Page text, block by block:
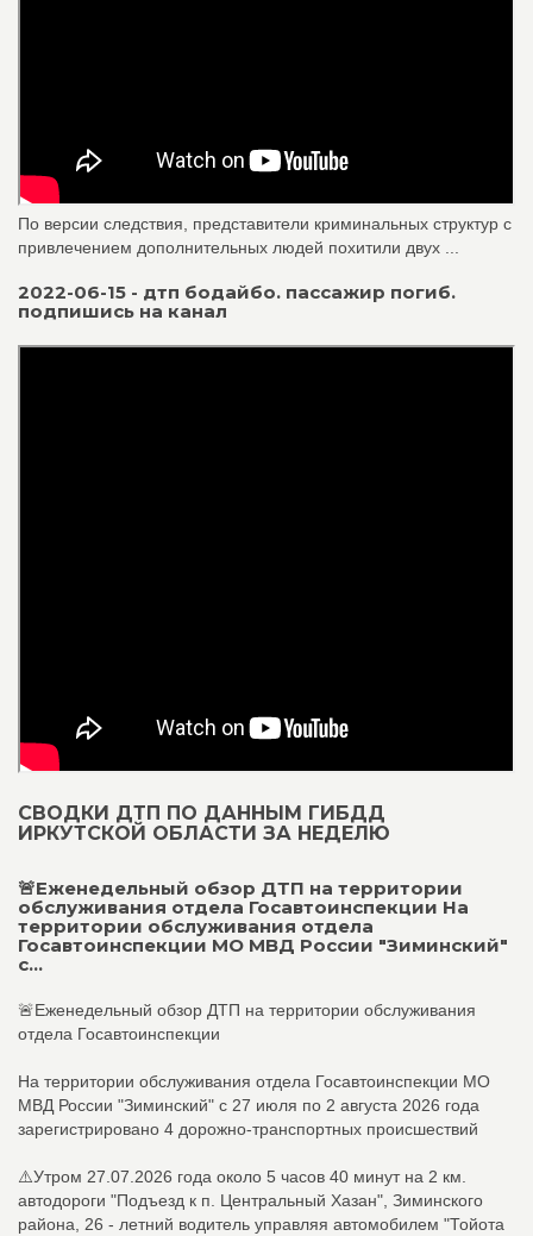
По версии следствия, представители криминальных структур с
привлечением дополнительных людей похитили двух ...
2022-06-15 - дтп бодайбо. пассажир погиб.
подпишись на канал
СВОДКИ ДТП ПО ДАННЫМ ГИБДД
ИРКУТСКОЙ ОБЛАСТИ ЗА НЕДЕЛЮ
🚨Еженедельный обзор ДТП на территории
обслуживания отдела Госавтоинспекции На
территории обслуживания отдела
Госавтоинспекции МО МВД России "Зиминский"
с...
🚨Еженедельный обзор ДТП на территории обслуживания
отдела Госавтоинспекции
На территории обслуживания отдела Госавтоинспекции МО
МВД России "Зиминский" с 27 июля по 2 августа 2026 года
зарегистрировано 4 дорожно-транспортных происшествий
⚠️Утром 27.07.2026 года около 5 часов 40 минут на 2 км.
автодороги "Подъезд к п. Центральный Хазан", Зиминского
района, 26 - летний водитель управляя автомобилем "Тойота